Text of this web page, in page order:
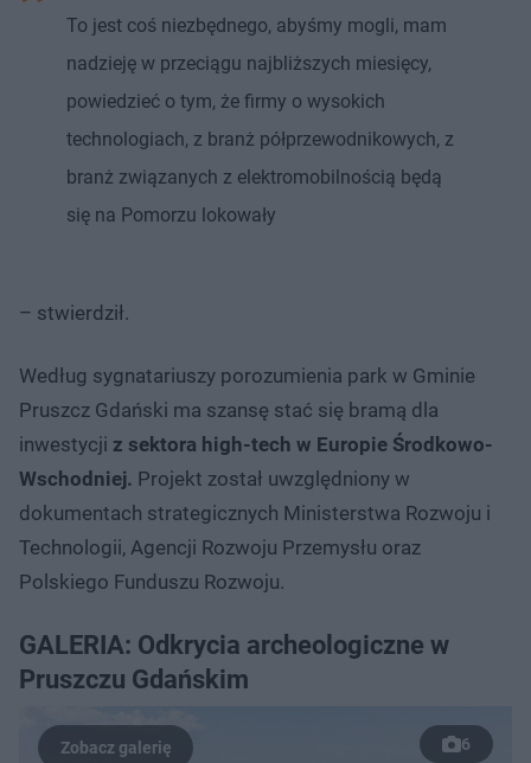
To jest coś niezbędnego, abyśmy mogli, mam
nadzieję w przeciągu najbliższych miesięcy,
powiedzieć o tym, że firmy o wysokich
technologiach, z branż półprzewodnikowych, z
branż związanych z elektromobilnością będą
się na Pomorzu lokowały
– stwierdził.
Według sygnatariuszy porozumienia park w Gminie
Pruszcz Gdański ma szansę stać się bramą dla
inwestycji z sektora high-tech w Europie Środkowo-
Wschodniej. Projekt został uwzględniony w
dokumentach strategicznych Ministerstwa Rozwoju i
Technologii, Agencji Rozwoju Przemysłu oraz
Polskiego Funduszu Rozwoju.
GALERIA: Odkrycia archeologiczne w
Pruszczu Gdańskim
6